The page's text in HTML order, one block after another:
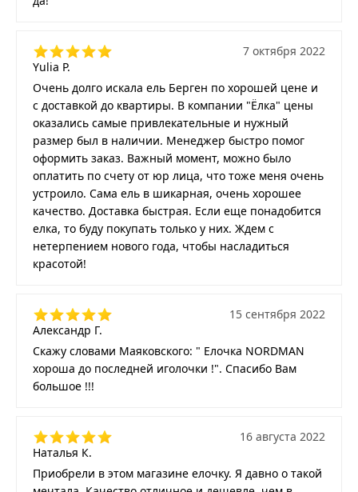
Yulia P.
7 октября 2022
Очень долго искала ель Берген по хорошей цене и
с доставкой до квартиры. В компании "Ёлка" цены
оказались самые привлекательные и нужный
размер был в наличии. Менеджер быстро помог
оформить заказ. Важный момент, можно было
оплатить по счету от юр лица, что тоже меня очень
устроило. Сама ель в шикарная, очень хорошее
качество. Доставка быстрая. Если еще понадобится
елка, то буду покупать только у них. Ждем с
нетерпением нового года, чтобы насладиться
красотой!
Александр Г.
15 сентября 2022
Скажу словами Маяковского: " Елочка NORDMAN
хороша до последней иголочки !". Спасибо Вам
большое !!!
Наталья К.
16 августа 2022
Приобрели в этом магазине елочку. Я давно о такой